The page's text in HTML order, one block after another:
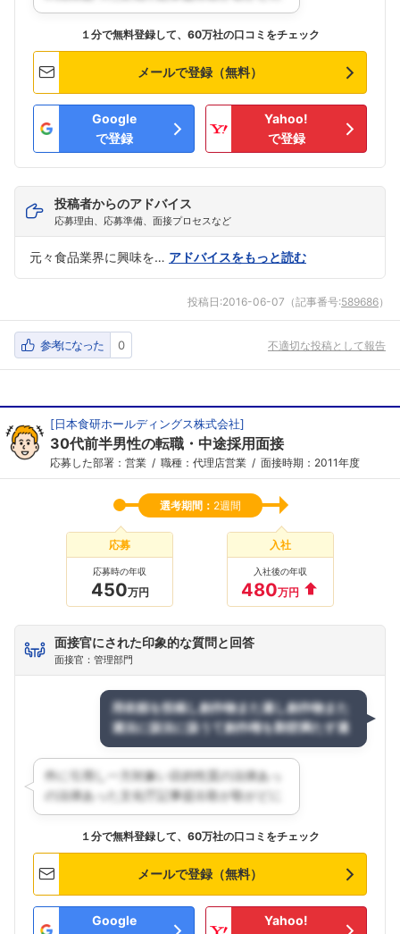
１分で無料登録して、60万社の口コミをチェック
メールで登録（無料）
Google
で登録
Yahoo!
で登録
投稿者からのアドバイス
応募理由、応募準備、面接プロセスなど
元々食品業界に興味を… アドバイスをもっと読む
投稿日:2016-06-07 （記事番号:589686）
参考になった 0 不適切な投稿として報告
[日本食研ホールディングス株式会社]
30代前半男性の転職・中途採用面接
応募した部署：営業 職種：代理店営業 面接時期：2011年度
選考期間： 2週間
応募
応募時の年収
450万円
入社
入社後の年収
480万円
面接官にされた印象的な質問と回答
面接官：管理部門
１分で無料登録して、60万社の口コミをチェック
メールで登録（無料）
Google
Yahoo!